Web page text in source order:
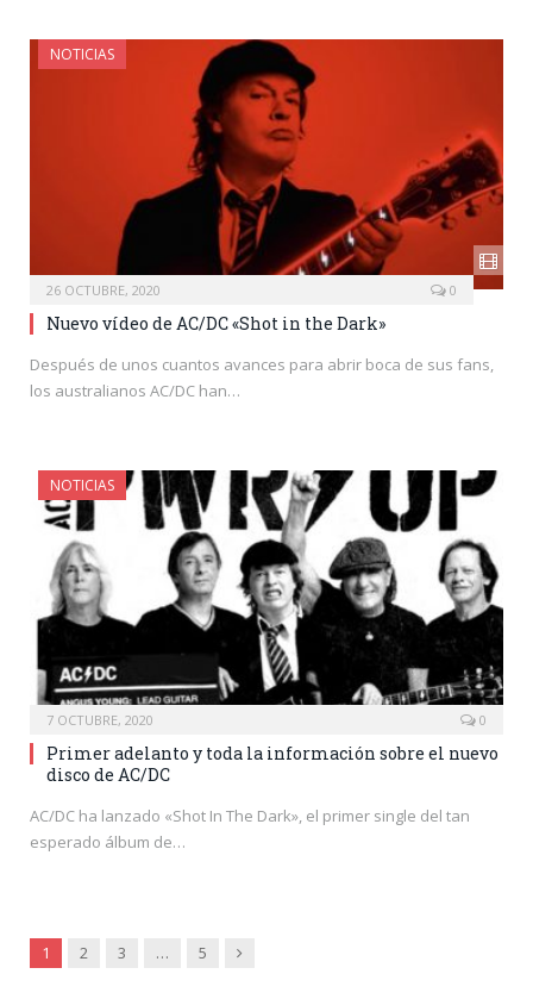
NOTICIAS
26 OCTUBRE, 2020 0
Nuevo vídeo de AC/DC «Shot in the Dark»
Después de unos cuantos avances para abrir boca de sus fans,
los australianos AC/DC han…
NOTICIAS
7 OCTUBRE, 2020 0
Primer adelanto y toda la información sobre el nuevo
disco de AC/DC
AC/DC ha lanzado «Shot In The Dark», el primer single del tan
esperado álbum de…
1 2 3 … 5 Siguiente